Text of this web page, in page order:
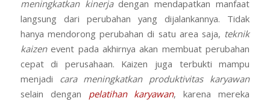
meningkatkan kinerjadengan mendapatkan manfaat
langsung dari perubahan yang dijalankannya. Tidak
hanya mendorong perubahan di satu area saja, teknik
kaizenevent pada akhirnya akan membuat perubahan
cepat di perusahaan. Kaizen juga terbukti mampu
menjadi cara meningkatkan produktivitas karyawan
selain dengan pelatihan karyawan, karena mereka